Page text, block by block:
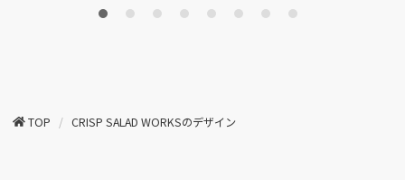
TOP CRISP SALAD WORKSのデザイン